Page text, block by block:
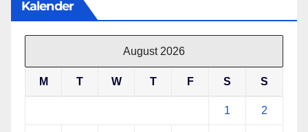
Kalender
August 2026
M T W T F S S
1 2